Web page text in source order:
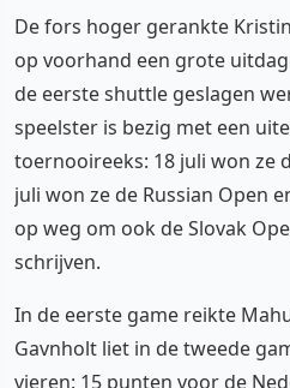
De fors hoger gerankte
op voorhand een grote
de eerste shuttle geslagen
speelster is bezig met een
toernooireeks: 18 juli won ze
juli won ze de Russian Open
op weg om ook de Slovak
schrijven.
In de eerste game reikte
Gavnholt liet in de tweede
vieren: 15 punten voor de